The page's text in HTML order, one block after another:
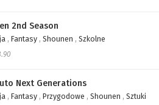
2nd Season
, Fantasy , Shounen , Szkolne
Next Generations
, Fantasy , Przygodowe , Shounen , Sztuki